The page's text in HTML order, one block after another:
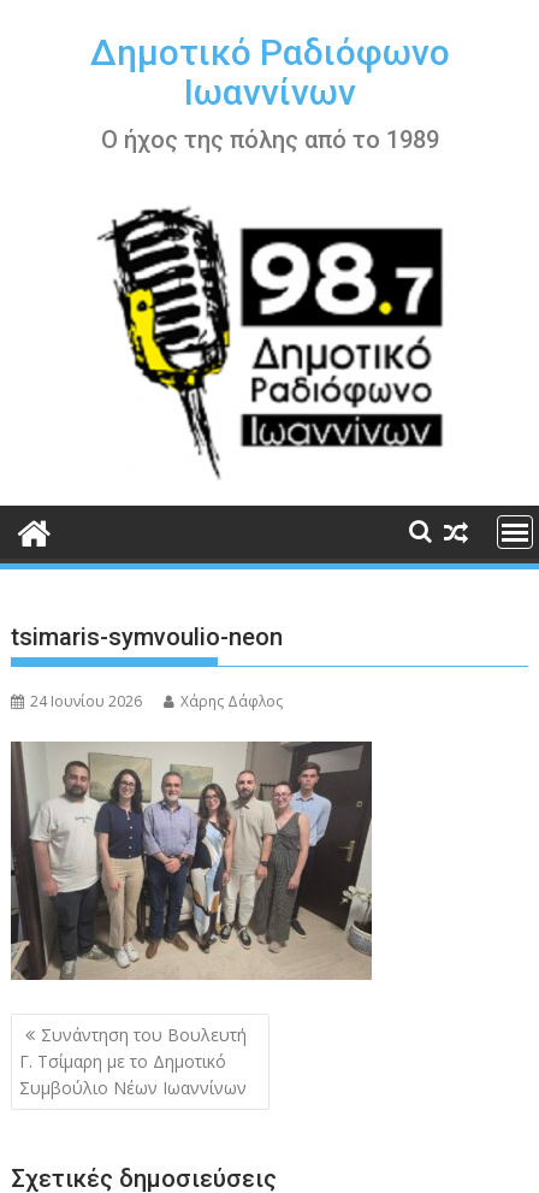
περιεχόμενοΔημοτικό Ραδιόφωνο
Ιωαννίνων
Ο ήχος της πόλης από το 1989
tsimaris-symvoulio-neon
24 Ιουνίου 2026 Χάρης Δάφλος
Πλοήγηση
άρθρων
Συνάντηση του Βουλευτή
Γ. Τσίμαρη με το Δημοτικό
Συμβούλιο Νέων Ιωαννίνων
Σχετικές δημοσιεύσεις